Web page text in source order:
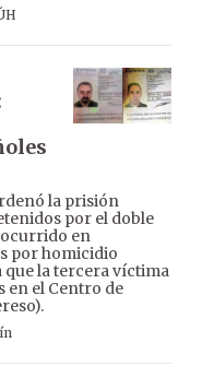
la prisión
por el doble
en
por homicidio
que la tercera víctima
en el Centro de